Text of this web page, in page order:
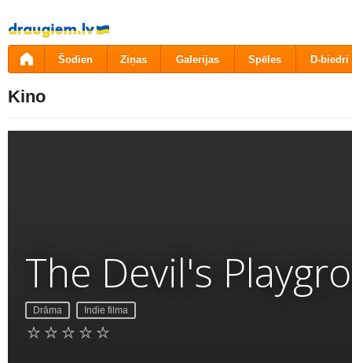
Pāriet
uz
saturu
Šodien Ziņas Galerijas Spēles D-biedri
Kino
The Devil's
Drāma Indie filma